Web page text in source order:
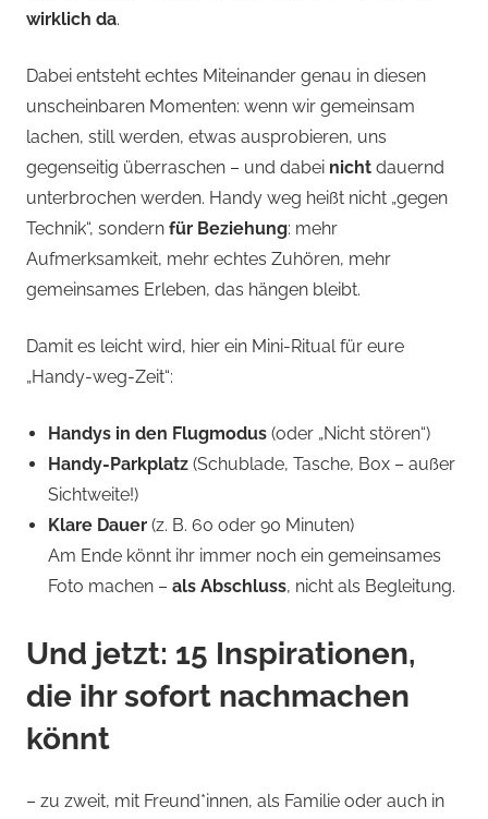
wirklich da.
Dabei entsteht echtes Miteinander genau in diesen
unscheinbaren Momenten: wenn wir gemeinsam
lachen, still werden, etwas ausprobieren, uns
gegenseitig überraschen – und dabei nicht dauernd
unterbrochen werden. Handy weg heißt nicht „gegen
Technik“, sondern für Beziehung: mehr
Aufmerksamkeit, mehr echtes Zuhören, mehr
gemeinsames Erleben, das hängen bleibt.
Damit es leicht wird, hier ein Mini-Ritual für eure
„Handy-weg-Zeit“:
Handys in den Flugmodus (oder „Nicht stören“)
Handy-Parkplatz (Schublade, Tasche, Box – außer
Sichtweite!)
Klare Dauer (z. B. 60 oder 90 Minuten)
Am Ende könnt ihr immer noch ein gemeinsames
Foto machen – als Abschluss, nicht als Begleitung.
Und jetzt: 15 Inspirationen,
die ihr sofort nachmachen
könnt
– zu zweit, mit Freund*innen, als Familie oder auch in